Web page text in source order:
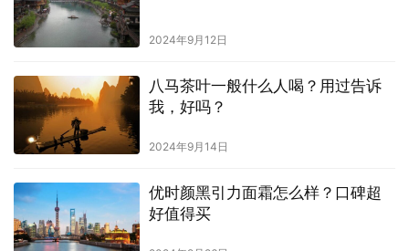
2024年9月12日
八马茶叶一般什么人喝？用过告诉
我，好吗？
2024年9月14日
优时颜黑引力面霜怎么样？口碑超
好值得买